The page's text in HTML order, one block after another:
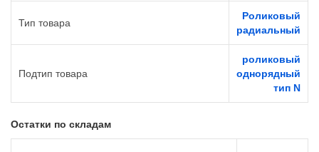
Тип товара
Роликовый
радиальный
Подтип товара
роликовый
однорядный
тип N
Остатки по складам